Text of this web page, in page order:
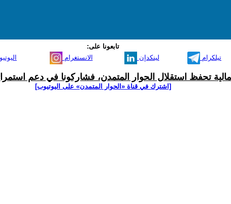
تابعونا على:
الانستغرام لينكدإن تيلكرام
تحفظ استقلال الحوار المتمدن، فشاركونا في دعم
[اشترك في قناة ‫«الحوار المتمدن» على اليوتيوب]